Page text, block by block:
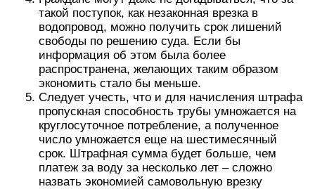
такой поступок, как незаконная врезка в
водопровод, можно получить срок лишений
свободы по решению суда. Если бы
информация об этом была более
распространена, желающих таким образом
экономить стало бы меньше.
Следует учесть, что и для начисления штрафа
пропускная способность трубы умножается на
круглосуточное потребление, а полученное
число умножается еще на шестимесячный
срок. Штрафная сумма будет больше, чем
платеж за воду за несколько лет – сложно
назвать экономией самовольную врезку